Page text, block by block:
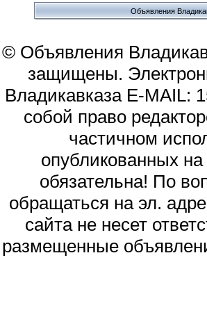
Объявления
© Объявления
защищены.
Владикавказа E-MAIL:
собой право
частичном
опубликованных
обязательна! По
обращаться на эл.
сайта не несет
размещенные